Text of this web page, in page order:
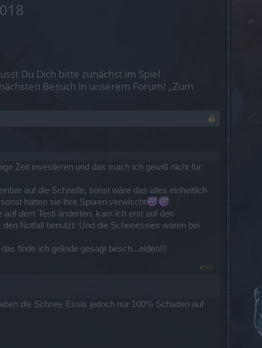
Du Dich bitte zunächst im Spiel
Besuch in unserem Forum! „Zum
Zeit investieren und das mach ich gewiß nicht für
auf die Schnelle, sonst wäre das alles einheitlich
hätten sie ihre Spuren verwischt
dem Testi änderten, kam ich erst auf den
Notfall benutzt. Und die Scheeessies waren bei
finde ich gelinde gesagt besch...eiden!!!
#361
die Schnee Essis jedoch nur 100% Schaden auf